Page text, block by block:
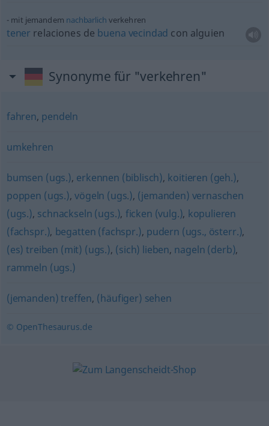
mit jemandem nachbarlich verkehren
tener relaciones de buena vecindad con alguien
Synonyme für "verkehren"
fahren, pendeln
umkehren
bumsen (ugs.), erkennen (biblisch), koitieren (geh.),
poppen (ugs.),vögeln (ugs.), (jemanden) vernaschen
(ugs.), schnackseln (ugs.), ficken (vulg.), kopulieren
(fachspr.), begatten (fachspr.), pudern (ugs., österr.),
(es) treiben (mit) (ugs.), (sich) lieben, nageln (derb),
rammeln (ugs.)
(jemanden) treffen, (häufiger) sehen
© OpenThesaurus.de